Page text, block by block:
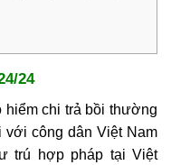
24
hiểm chi trả bồi thường
công dân Việt Nam
trú hợp pháp tại Việt